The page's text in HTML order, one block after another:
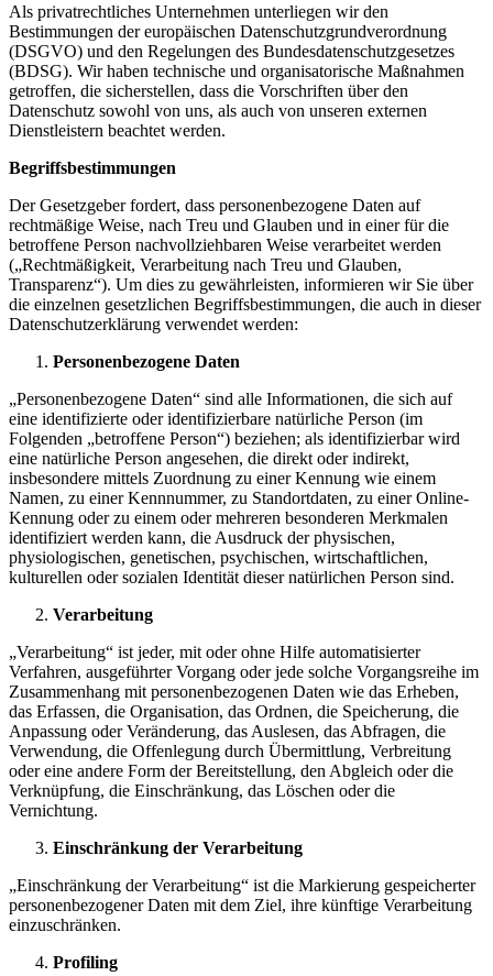
Als privatrechtliches Unternehmen unterliegen wir den
Bestimmungen der europäischen Datenschutzgrundverordnung
(DSGVO) und den Regelungen des Bundesdatenschutzgesetzes
(BDSG). Wir haben technische und organisatorische Maßnahmen
getroffen, die sicherstellen, dass die Vorschriften über den
Datenschutz sowohl von uns, als auch von unseren externen
Dienstleistern beachtet werden.
Begriffsbestimmungen
Der Gesetzgeber fordert, dass personenbezogene Daten auf
rechtmäßige Weise, nach Treu und Glauben und in einer für die
betroffene Person nachvollziehbaren Weise verarbeitet werden
(„Rechtmäßigkeit, Verarbeitung nach Treu und Glauben,
Transparenz“). Um dies zu gewährleisten, informieren wir Sie über
die einzelnen gesetzlichen Begriffsbestimmungen, die auch in dieser
Datenschutzerklärung verwendet werden:
Personenbezogene Daten
„Personenbezogene Daten“ sind alle Informationen, die sich auf
eine identifizierte oder identifizierbare natürliche Person (im
Folgenden „betroffene Person“) beziehen; als identifizierbar wird
eine natürliche Person angesehen, die direkt oder indirekt,
insbesondere mittels Zuordnung zu einer Kennung wie einem
Namen, zu einer Kennnummer, zu Standortdaten, zu einer Online-
Kennung oder zu einem oder mehreren besonderen Merkmalen
identifiziert werden kann, die Ausdruck der physischen,
physiologischen, genetischen, psychischen, wirtschaftlichen,
kulturellen oder sozialen Identität dieser natürlichen Person sind.
Verarbeitung
„Verarbeitung“ ist jeder, mit oder ohne Hilfe automatisierter
Verfahren, ausgeführter Vorgang oder jede solche Vorgangsreihe im
Zusammenhang mit personenbezogenen Daten wie das Erheben,
das Erfassen, die Organisation, das Ordnen, die Speicherung, die
Anpassung oder Veränderung, das Auslesen, das Abfragen, die
Verwendung, die Offenlegung durch Übermittlung, Verbreitung
oder eine andere Form der Bereitstellung, den Abgleich oder die
Verknüpfung, die Einschränkung, das Löschen oder die
Vernichtung.
Einschränkung der Verarbeitung
„Einschränkung der Verarbeitung“ ist die Markierung gespeicherter
personenbezogener Daten mit dem Ziel, ihre künftige Verarbeitung
einzuschränken.
Profiling